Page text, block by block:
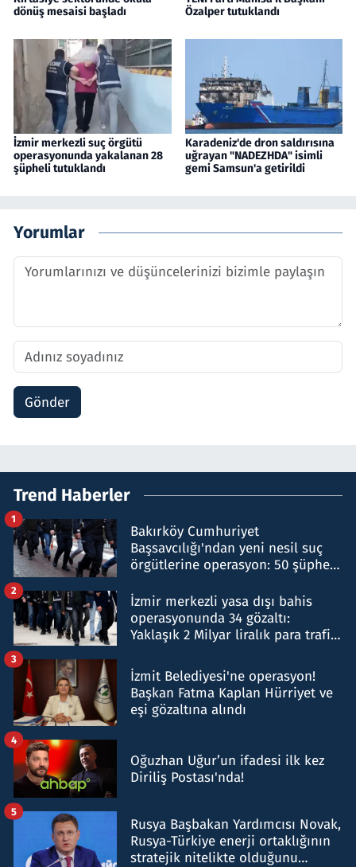
dönüş mesaisi başladı
Özalper tutuklandı
İzmir merkezli suç örgütü
operasyonunda yakalanan 28
şüpheli tutuklandı
Karadeniz'de dron saldırısına
uğrayan "NADEZHDA" isimli
gemi Samsun'a getirildi
Yorumlar
Gönder
Trend Haberler
Bakırköy Cumhuriyet
Başsavcılığı'ndan yeni nesil suç
örgütlerine operasyon: 50 şüpheli
1
İzmir merkezli yasa dışı bahis
operasyonunda 34 gözaltı:
Yaklaşık 2 Milyar liralık para trafiği
2
İzmit Belediyesi'ne operasyon!
Başkan Fatma Kaplan Hürriyet ve
eşi gözaltına alındı
3
Oğuzhan Uğur’un ifadesi ilk kez
Diriliş Postası'nda!
4
Rusya Başbakan Yardımcısı Novak,
Rusya-Türkiye enerji ortaklığının
stratejik nitelikte olduğunu
5